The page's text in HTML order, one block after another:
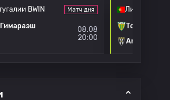
BWIN Матч дня
08.08
20:00
Лига 2
Тондела
Амаранте